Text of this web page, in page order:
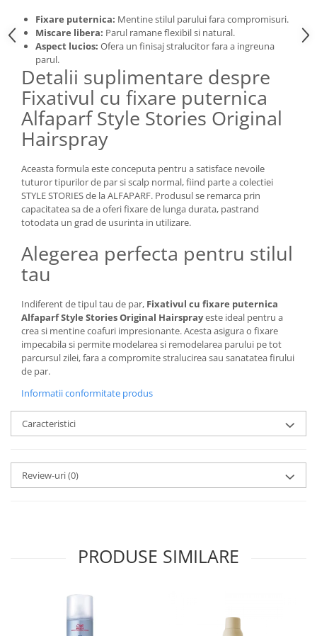
Fixare puternica: Mentine stilul parului fara compromisuri.
Miscare libera: Parul ramane flexibil si natural.
Aspect lucios: Ofera un finisaj stralucitor fara a ingreuna
parul.
Detalii suplimentare despre
Fixativul cu fixare puternica
Alfaparf Style Stories Original
Hairspray
Aceasta formula este conceputa pentru a satisface nevoile
tuturor tipurilor de par si scalp normal, fiind parte a colectiei
STYLE STORIES de la ALFAPARF. Produsul se remarca prin
capacitatea sa de a oferi fixare de lunga durata, pastrand
totodata un grad de usurinta in utilizare.
Alegerea perfecta pentru stilul
tau
Indiferent de tipul tau de par, Fixativul cu fixare puternica
Alfaparf Style Stories Original Hairsprayeste ideal pentru a
crea si mentine coafuri impresionante. Acesta asigura o fixare
impecabila si permite modelarea si remodelarea parului pe tot
parcursul zilei, fara a compromite stralucirea sau sanatatea firului
de par.
Informatii conformitate produs
Caracteristici
Review-uri(0)
PRODUSE SIMILARE